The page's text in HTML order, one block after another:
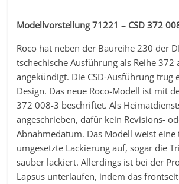
Modellvorstellung 71221 – CSD 372
Roco hat neben der Baureihe 230 der
tschechische Ausführung als Reihe 372
angekündigt. Die CSD-Ausführung trug
Design. Das neue Roco-Modell ist mit
372 008-3 beschriftet. Als
angeschrieben, dafür kein Revisions-
Abnahmedatum. Das Modell weist eine
umgesetzte Lackierung auf, sogar die
sauber lackiert. Allerdings ist bei der
Lapsus unterlaufen, indem das